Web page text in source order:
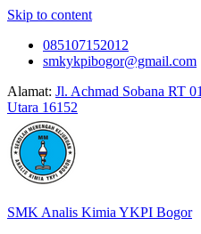
Skip to content
085107152012
smkykpibogor@gmail.com
Alamat: Jl. Achmad Sobana RT
Utara 16152
SMK Analis Kimia YKPI Bogor